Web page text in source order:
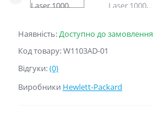
Наявність:Доступно до замовлення
Код товару: W1103AD-01
Відгуки:(0)
Виробники Hewlett-Packard